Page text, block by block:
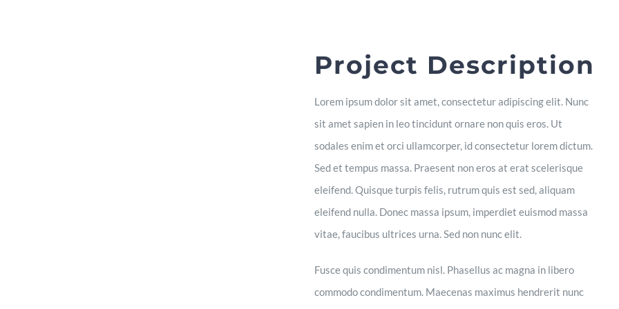
Project Description
Lorem ipsum dolor sit amet, consectetur adipiscing elit. Nunc
sit amet sapien in leo tincidunt ornare non quis eros. Ut
sodales enim et orci ullamcorper, id consectetur lorem dictum.
Sed et tempus massa. Praesent non eros at erat scelerisque
eleifend. Quisque turpis felis, rutrum quis est sed, aliquam
eleifend nulla. Donec massa ipsum, imperdiet euismod massa
vitae, faucibus ultrices urna. Sed non nunc elit.
Fusce quis condimentum nisl. Phasellus ac magna in libero
commodo condimentum. Maecenas maximus hendrerit nunc